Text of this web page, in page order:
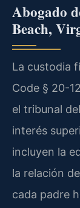
Abogado
Beach,
La custodia
Code § 20-
el tribunal
interés
incluyen la
la relación
cada padre